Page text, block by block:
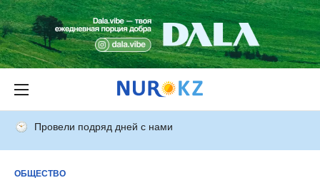
Провели подряд дней с нами
ОБЩЕСТВО